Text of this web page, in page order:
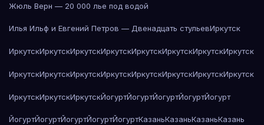
Жюль Верн — 20 000 лье под водой
Илья Ильф и Евгений Петров — Двенадцать стульевИркутск
ИркутскИркутскИркутскИркутскИркутскИркутскИркутскИркутск
ИркутскИркутскИркутскИркутскИркутскИркутскИркутскИркутск
ИркутскИркутскИркутскЙогуртЙогуртЙогуртЙогуртЙогурт
ЙогуртЙогуртЙогуртЙогуртЙогуртКазаньКазаньКазаньКазань